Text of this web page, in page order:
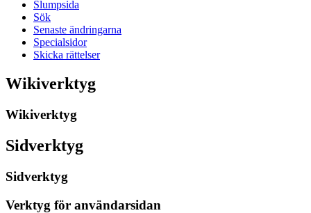
Slumpsida
Sök
Senaste ändringarna
Specialsidor
Skicka rättelser
Wikiverktyg
Wikiverktyg
Sidverktyg
Sidverktyg
Verktyg för användarsidan